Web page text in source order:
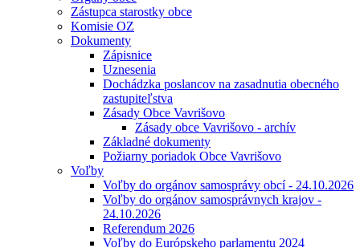
Zástupca starostky obce
Komisie OZ
Dokumenty
Zápisnice
Uznesenia
Dochádzka poslancov na zasadnutia obecného
zastupiteľstva
Zásady Obce Vavrišovo
Zásady obce Vavrišovo - archív
Základné dokumenty
Požiarny poriadok Obce Vavrišovo
Voľby
Voľby do orgánov samosprávy obcí - 24.10.2026
Voľby do orgánov samosprávnych krajov -
24.10.2026
Referendum 2026
Voľby do Európskeho parlamentu 2024